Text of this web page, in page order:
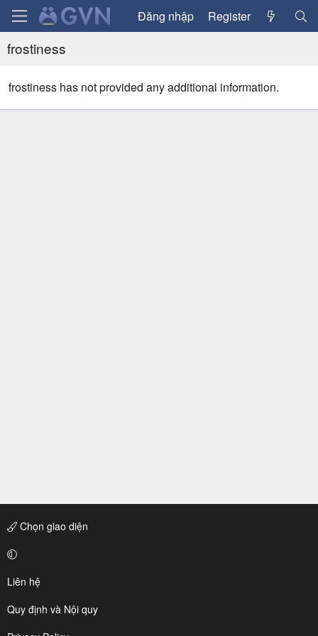
Đăng nhập Register
frostiness
frostiness has not provided any additional information.
Chọn giao diện
Liên hệ
Quy định và Nội quy